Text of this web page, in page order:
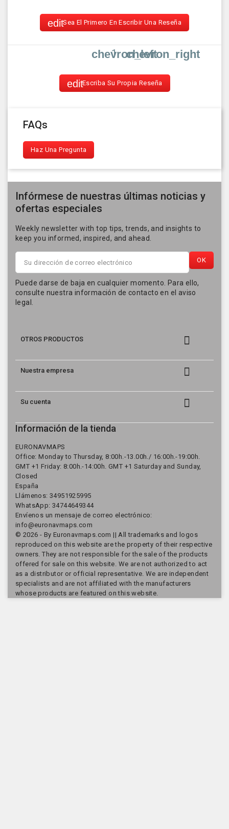
Sea El Primero En Escribir Una Reseña
chevron_left
1 chevron_right
Escriba Su Propia Reseña
FAQs
Haz Una Pregunta
Infórmese de nuestras últimas noticias y
ofertas especiales
Weekly newsletter with top tips, trends, and insights to
keep you informed, inspired, and ahead.
Puede darse de baja en cualquier momento. Para ello,
consulte nuestra información de contacto en el aviso
legal.
OTROS PRODUCTOS 
Nuestra empresa 
Su cuenta 
Información de la tienda
EURONAVMAPS
Office: Monday to Thursday, 8:00h.-13.00h./ 16:00h.-19:00h.
GMT +1 Friday: 8:00h.-14:00h. GMT +1 Saturday and Sunday,
Closed
España
Llámenos:34951925995
WhatsApp: 34744649344
Envíenos un mensaje de correo electrónico:
info@euronavmaps.com
© 2026 - By Euronavmaps.com || All trademarks and logos
reproduced on this website are the property of their respective
owners. They are not responsible for the sale of the products
offered for sale on this website. We are not authorized to act
as a distributor or official representative. We are independent
specialists and are not affiliated with the manufacturers
whose products are featured on this website.